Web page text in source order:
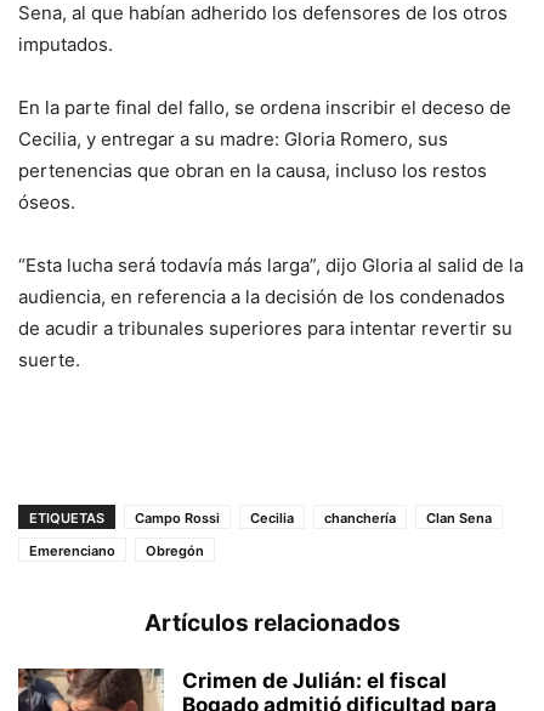
Sena, al que habían adherido los defensores de los otros
imputados.
En la parte final del fallo, se ordena inscribir el deceso de
Cecilia, y entregar a su madre: Gloria Romero, sus
pertenencias que obran en la causa, incluso los restos
óseos.
“Esta lucha será todavía más larga”, dijo Gloria al salid de la
audiencia, en referencia a la decisión de los condenados
de acudir a tribunales superiores para intentar revertir su
suerte.
ETIQUETAS Campo Rossi Cecilia chanchería
Clan Sena
Emerenciano
Obregón
Artículos relacionados
Crimen de Julián: el fiscal
Bogado admitió dificultad para